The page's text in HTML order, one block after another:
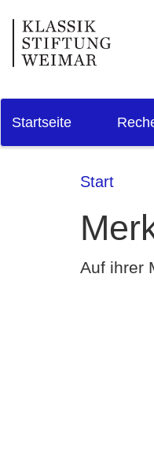
Startseite
Start
Auf ihrer